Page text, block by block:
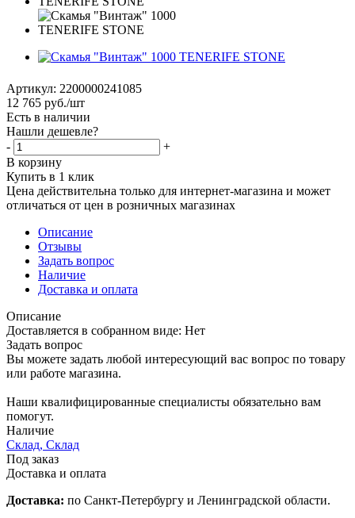
Артикул: 2200000241085
12 765 руб./шт
Есть в наличии
Нашли дешевле?
-
+
В корзину
Купить в 1 клик
Цена действительна только для интернет-магазина и может
отличаться от цен в розничных магазинах
Описание
Отзывы
Задать вопрос
Наличие
Доставка и оплата
Описание
Доставляется в собранном виде: Нет
Задать вопрос
Вы можете задать любой интересующий вас вопрос по товару
или работе магазина.
Наши квалифицированные специалисты обязательно вам
помогут.
Наличие
Склад, Склад
Под заказ
Доставка и оплата
Доставка: по Санкт-Петербургу и Ленинградской области.